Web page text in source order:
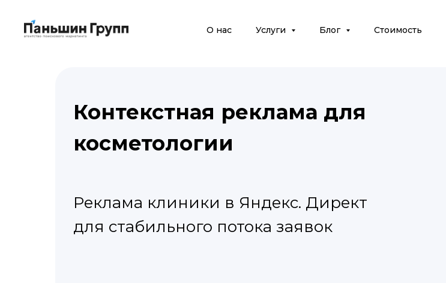
О нас Услуги Блог Стоимость
Контекстная реклама для
косметологии
Реклама клиники в Яндекс. Директ
для стабильного потока заявок